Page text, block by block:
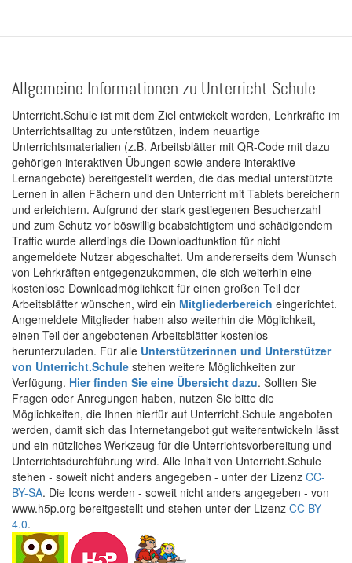
Allgemeine Informationen zu Unterricht.Schule
Unterricht.Schule ist mit dem Ziel entwickelt worden, Lehrkräfte im
Unterrichtsalltag zu unterstützen, indem neuartige
Unterrichtsmaterialien (z.B. Arbeitsblätter mit QR-Code mit dazu
gehörigen interaktiven Übungen sowie andere interaktive
Lernangebote) bereitgestellt werden, die das medial unterstützte
Lernen in allen Fächern und den Unterricht mit Tablets bereichern
und erleichtern. Aufgrund der stark gestiegenen Besucherzahl
und zum Schutz vor böswillig beabsichtigtem und schädigendem
Traffic wurde allerdings die Downloadfunktion für nicht
angemeldete Nutzer abgeschaltet. Um andererseits dem Wunsch
von Lehrkräften entgegenzukommen, die sich weiterhin eine
kostenlose Downloadmöglichkeit für einen großen Teil der
Arbeitsblätter wünschen, wird ein Mitgliederbereich eingerichtet.
Angemeldete Mitglieder haben also weiterhin die Möglichkeit,
einen Teil der angebotenen Arbeitsblätter kostenlos
herunterzuladen. Für alle Unterstützerinnen und Unterstützer
von Unterricht.Schule stehen weitere Möglichkeiten zur
Verfügung. Hier finden Sie eine Übersicht dazu. Sollten Sie
Fragen oder Anregungen haben, nutzen Sie bitte die
Möglichkeiten, die Ihnen hierfür auf Unterricht.Schule angeboten
werden, damit sich das Internetangebot gut weiterentwickeln lässt
und ein nützliches Werkzeug für die Unterrichtsvorbereitung und
Unterrichtsdurchführung wird. Alle Inhalt von Unterricht.Schule
stehen - soweit nicht anders angegeben - unter der Lizenz CC-
BY-SA. Die Icons werden - soweit nicht anders angegeben - von
www.h5p.org bereitgestellt und stehen unter der Lizenz CC BY
4.0.